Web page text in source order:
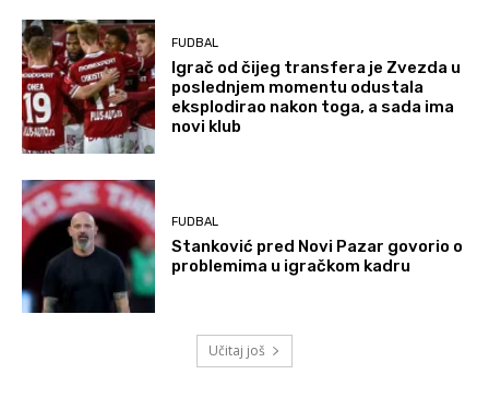
FUDBAL
Igrač od čijeg transfera je Zvezda u
poslednjem momentu odustala
eksplodirao nakon toga, a sada ima
novi klub
FUDBAL
Stanković pred Novi Pazar govorio o
problemima u igračkom kadru
Učitaj još